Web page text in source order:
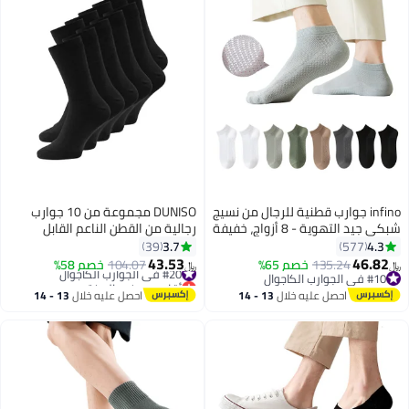
4
infino جوارب قطنية للرجال من نسيج
شبكي جيد التهوية - 8 أزواج، خفيفة
الوزن ومريحة للربيع والصيف
والخريف
4.3
577
﷼‏46.82
135.24خصم 65%
#10 في الجوارب الكاجوال
#10 في الجوارب الكاجوال احصل عليه خلال 13 - 14
DUNISO مجموعة من 10 جوارب
رجالية من القطن الناعم القابل
للتنفس، جوارب رياضية طويلة غير
رسمية للرجال (أسود)
3.7
39
﷼‏43.53
104.07خصم 58% #20 في الجوارب الكاجوال
أقل سعر في السنة
#20 في الجوارب الكاجوال احصل عليه خلال 13 - 14